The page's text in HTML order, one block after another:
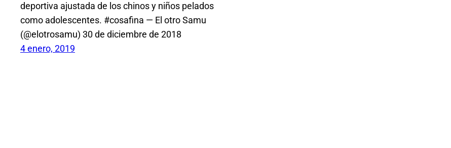
deportiva ajustada de los chinos y niños pelados
como adolescentes. #cosafina — El otro Samu
(@elotrosamu) 30 de diciembre de 2018
4 enero, 2019